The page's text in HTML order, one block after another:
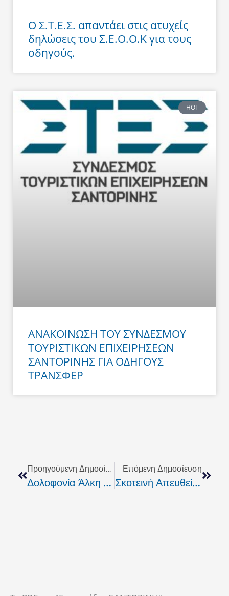
Ο Σ.Τ.Ε.Σ. απαντάει στις ατυχείς
δηλώσεις του Σ.Ε.Ο.Ο.Κ για τους
οδηγούς.
HOT
ΑΝΑΚΟΙΝΩΣΗ ΤΟΥ ΣΥΝΔΕΣΜΟΥ
ΤΟΥΡΙΣΤΙΚΩΝ ΕΠΙΧΕΙΡΗΣΕΩΝ
ΣΑΝΤΟΡΙΝΗΣ ΓΙΑ ΟΔΗΓΟΥΣ
ΤΡΑΝΣΦΕΡ
Προηγούμενη Δημοσίευση
Δολοφονία Άλκη Στη Θεσσαλονίκη: Αναγνωρίστηκε Ο Χούλιγκαν Που Πυροδότησε Τη Φονική Επίθεση
Επόμενη Δημοσίευση
Σκοτεινή Απευθείας Ανάθεση Στον Mr. «Απευθείαςαναθεσάκια» Από Το Δήμο Θήρας